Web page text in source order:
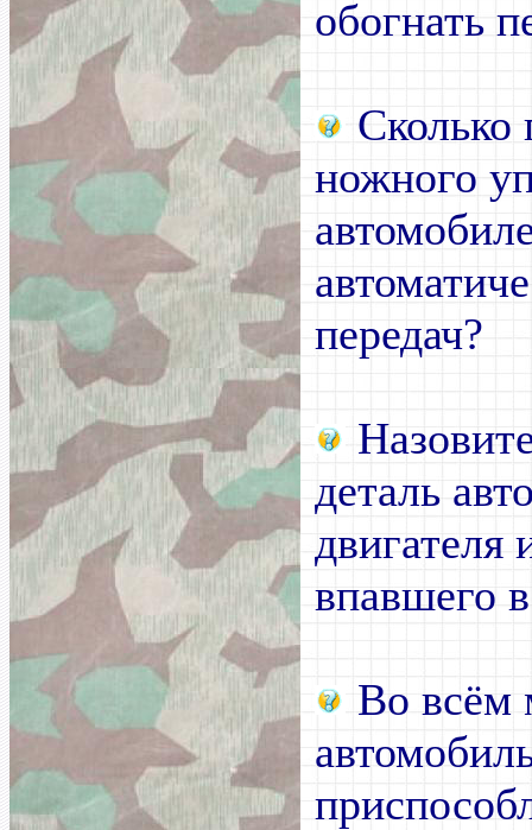
обогнать
Сколько
ножного
передач?
деталь
двигателя
впавшего
Во всём